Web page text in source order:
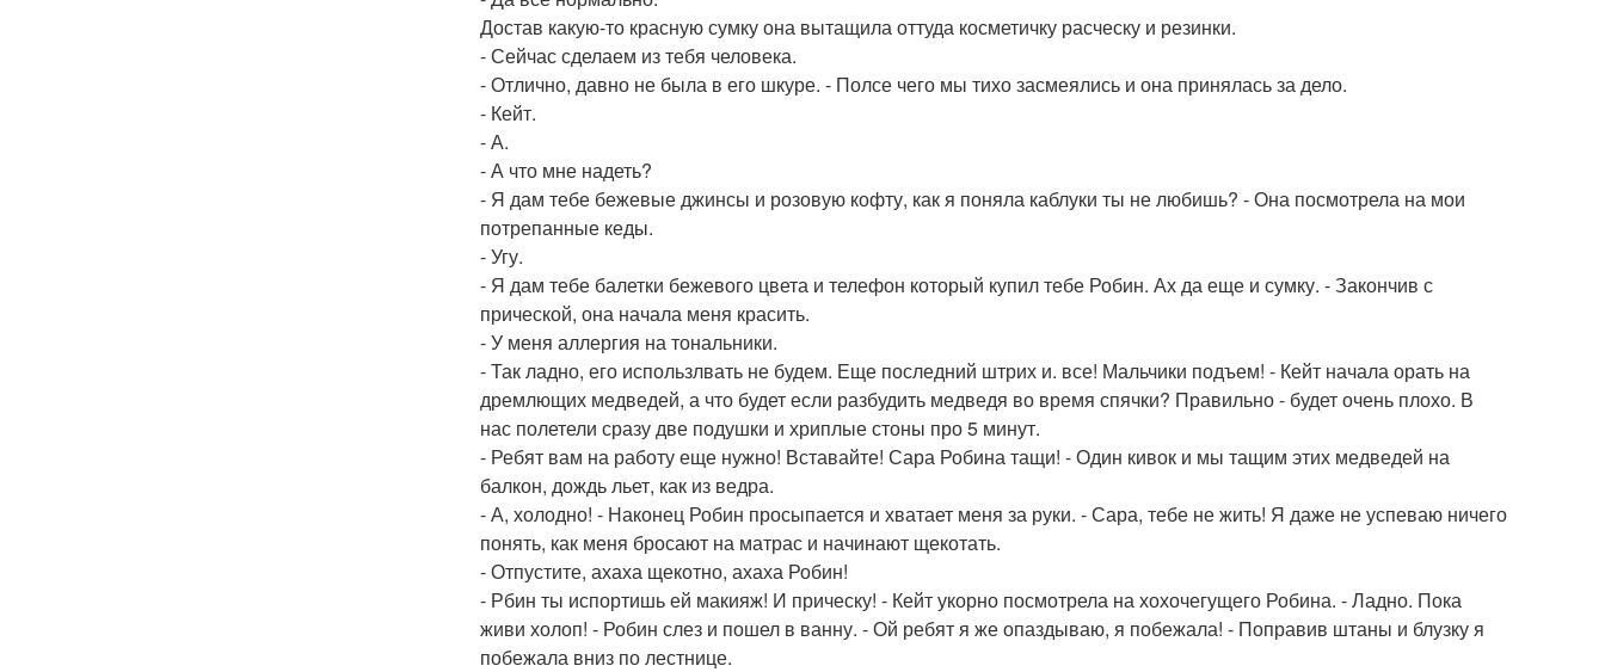
Достав какую-то красную сумку она вытащила оттуда косметичку расческу и резинки.
- Сейчас сделаем из тебя человека.
- Отлично, давно не была в его шкуре. - Полсе чего мы тихо засмеялись и она принялась за дело.
- Кейт.
- А.
- А что мне надеть?
- Я дам тебе бежевые джинсы и розовую кофту, как я поняла каблуки ты не любишь? - Она посмотрела на мои
потрепанные кеды.
- Угу.
- Я дам тебе балетки бежевого цвета и телефон который купил тебе Робин. Ах да еще и сумку. - Закончив с
прической, она начала меня красить.
- У меня аллергия на тональники.
- Так ладно, его использлвать не будем. Еще последний штрих и. все! Мальчики подъем! - Кейт начала орать на
дремлющих медведей, а что будет если разбудить медведя во время спячки? Правильно - будет очень плохо. В
нас полетели сразу две подушки и хриплые стоны про 5 минут.
- Ребят вам на работу еще нужно! Вставайте! Сара Робина тащи! - Один кивок и мы тащим этих медведей на
балкон, дождь льет, как из ведра.
- А, холодно! - Наконец Робин просыпается и хватает меня за руки. - Сара, тебе не жить! Я даже не успеваю ничего
понять, как меня бросают на матрас и начинают щекотать.
- Отпустите, ахаха щекотно, ахаха Робин!
- Рбин ты испортишь ей макияж! И прическу! - Кейт укорно посмотрела на хохочегущего Робина. - Ладно. Пока
живи холоп! - Робин слез и пошел в ванну. - Ой ребят я же опаздываю, я побежала! - Поправив штаны и блузку я
побежала вниз по лестнице.